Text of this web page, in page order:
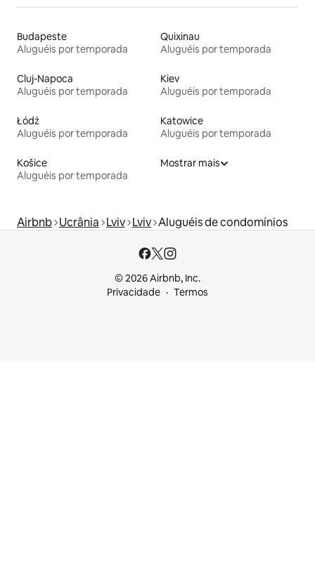
Budapeste
Aluguéis por temporada
Quixinau
Aluguéis por temporada
Cluj-Napoca
Aluguéis por temporada
Kiev
Aluguéis por temporada
Łódź
Aluguéis por temporada
Katowice
Aluguéis por temporada
Košice
Aluguéis por temporada
Mostrar mais
Airbnb Ucrânia Lviv Lviv Aluguéis de condomínios
© 2026 Airbnb, Inc.
Privacidade
Termos